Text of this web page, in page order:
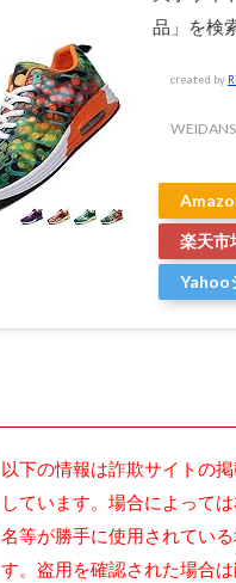
品」を検
created by
楽天市
Yahoo
以下の情報は詐欺サイトの
しています。場合によって
名等が勝手に使用されてい
す。盗用を確認された場合